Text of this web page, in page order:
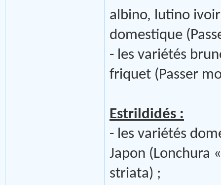
albino, lutino
domestique
- les variétés
friquet (Passer
Estrildidés :
- les variétés
Japon (Lonchura
striata) ;